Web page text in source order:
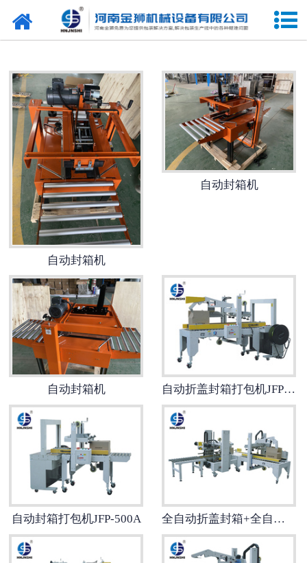
网站首页
半自动定量包装机
全自动定量包装机
开箱机系列
装箱机系列
自动封箱机
自动封箱机
自动封箱机 自动折盖封箱打包机JFP-600C
自动封箱打包机JFP-500A 全自动折盖封箱+全自动四角边封箱